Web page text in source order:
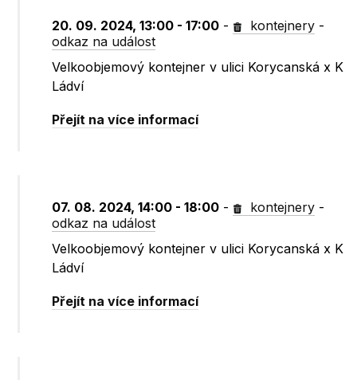
20. 09. 2024, 13:00 - 17:00 - kontejnery -
odkaz na událost
Velkoobjemový kontejner v ulici Korycanská x K
Ládví
Přejít na více informací
07. 08. 2024, 14:00 - 18:00 - kontejnery -
odkaz na událost
Velkoobjemový kontejner v ulici Korycanská x K
Ládví
Přejít na více informací